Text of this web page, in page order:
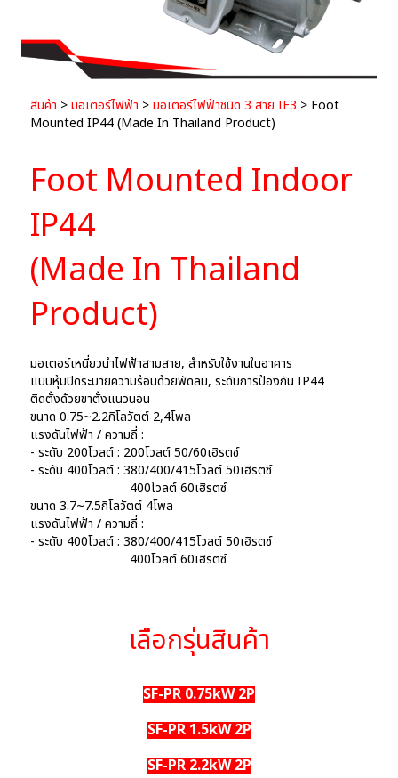
สินค้า >มอเตอร์ไฟฟ้า >มอเตอร์ไฟฟ้าชนิด 3 สาย IE3 > Foot
Mounted IP44 (Made In Thailand Product)
Foot Mounted Indoor
IP44
(Made In Thailand
Product)
มอเตอร์เหนี่ยวนำไฟฟ้าสามสาย, สำหรับใช้งานในอาคาร
แบบหุ้มปิดระบายความร้อนด้วยพัดลม, ระดับการป้องกัน IP44
ติดตั้งด้วยขาตั้งแนวนอน
ขนาด 0.75~2.2กิโลวัตต์ 2,4โพล
แรงดันไฟฟ้า / ความถี่ :
- ระดับ 200โวลต์ : 200โวลต์ 50/60เฮิรตซ์
- ระดับ 400โวลต์ : 380/400/415โวลต์ 50เฮิรตซ์
400โวลต์ 60เฮิรตซ์
ขนาด 3.7~7.5กิโลวัตต์ 4โพล
แรงดันไฟฟ้า / ความถี่ :
- ระดับ 400โวลต์ : 380/400/415โวลต์ 50เฮิรตซ์
400โวลต์ 60เฮิรตซ์
เลือกรุ่นสินค้า
SF-PR 0.75kW 2P
SF-PR 1.5kW 2P
SF-PR 2.2kW 2P